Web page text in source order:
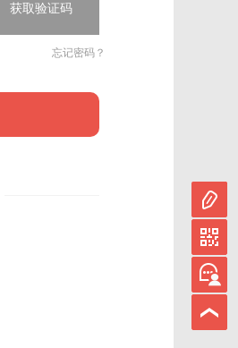
获取验证码
忘记密码？